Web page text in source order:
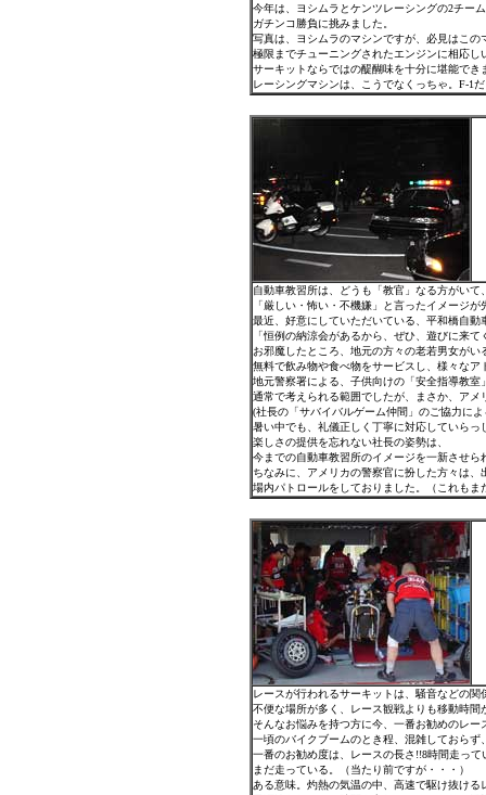
今年は、ヨシムラとケンツレーシングの2チー
ガチンコ勝負に挑みました。
写真は、ヨシムラのマシンですが、必見はこの
極限までチューニングされたエンジンに相応し
サーキットならではの醍醐味を十分に堪能でき
レーシングマシンは、こうでなくっちゃ。F-1
自動車教習所は、どうも「教官」なる方がい
「厳しい・怖い・不機嫌」と言ったイメージ
最近、好意にしていただいている、平和橋自動
「恒例の納涼会があるから、ぜひ、遊びに来
お邪魔したところ、地元の方々の老若男女がい
無料で飲み物や食べ物をサービスし、様々な
地元警察署による、子供向けの「安全指導教室
通常で考えられる範囲でしたが、まさか、アメ
(社長の「サバイバルゲーム仲間」のご協力に
暑い中でも、礼儀正しく丁寧に対応していら
楽しさの提供を忘れない社長の姿勢は、
今までの自動車教習所のイメージを一新させら
ちなみに、アメリカの警察官に扮した方々は、
場内パトロールをしておりました。（これも
レースが行われるサーキットは、騒音などの関
不便な場所が多く、レース観戦よりも移動時間
そんなお悩みを持つ方に今、一番お勧めのレ
一頃のバイクブームのとき程、混雑しておらず
一番のお勧め度は、レースの長さ!!8時間走っ
まだ走っている。（当たり前ですが・・・）
ある意味。灼熱の気温の中、高速で駆け抜け